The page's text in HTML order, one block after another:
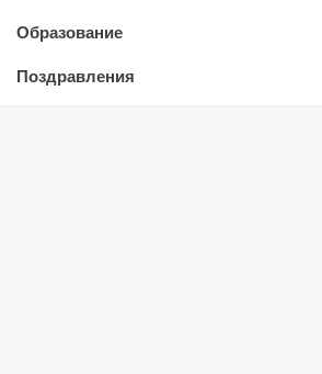
Образование
Поздравления